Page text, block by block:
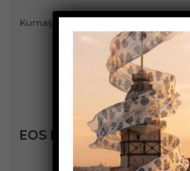
Kumaşlar
EOS KOLEKSIYONU